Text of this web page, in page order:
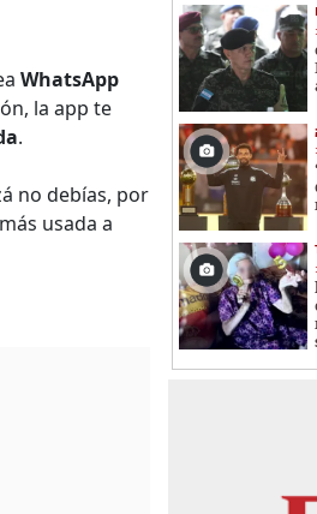
WhatsApp
la app te
.
no debías, por
usada a